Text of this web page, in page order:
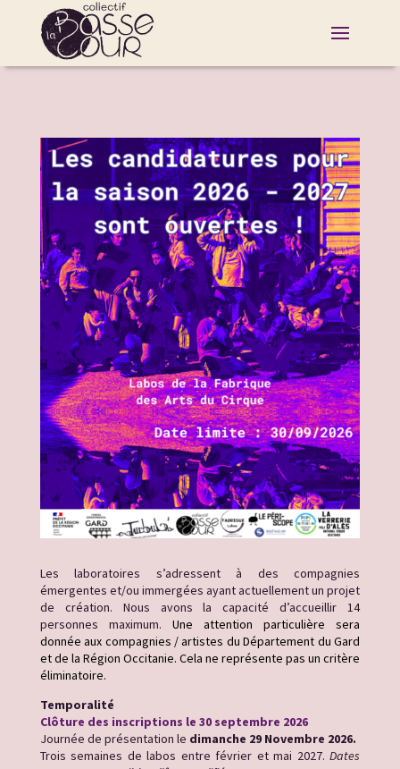
Les laboratoires s’adressent à des compagnies
émergentes et/ou immergées ayant actuellement un projet
de création. Nous avons la capacité d’accueillir 14
personnes maximum. Une attention particulière sera
donnée aux compagnies / artistes du Département du Gard
et de la Région Occitanie. Cela ne représente pas un critère
éliminatoire.
Temporalité
Clôture des inscriptions le 30 septembre 2026
Journée de présentation le dimanche 29 Novembre 2026.
Trois semaines de labos entre février et mai 2027.Dates